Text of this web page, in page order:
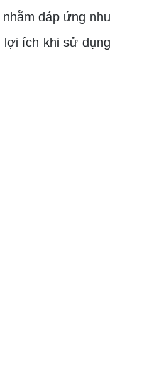
đáp ứng nhu
lợi ích khi sử dụng